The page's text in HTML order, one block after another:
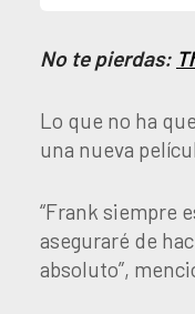
No te pierdas:
Lo que no ha
una nueva
“Frank siempre
aseguraré de
absoluto”,